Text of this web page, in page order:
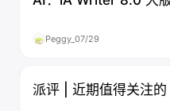
Peggy_ 07/29
派评 | 近期值得关注